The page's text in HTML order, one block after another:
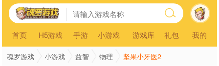
首页 H5游戏 手游 小游戏 游戏库 礼包 我的
魂罗游戏 小游戏 益智 物理 坚果小牙医2